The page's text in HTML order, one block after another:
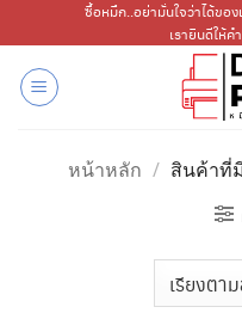
ไป
เนื้อหา
ซื้อหมึก..อย่ามั่นใจว่าได้ขอ
เรายินดีให้
หน้าหลัก / สินค้าที่